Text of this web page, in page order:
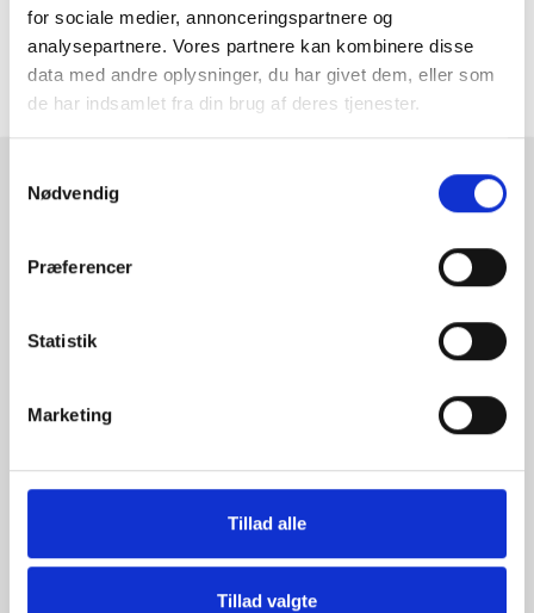
for sociale medier, annonceringspartnere og
analysepartnere. Vores partnere kan kombinere disse
data med andre oplysninger, du har givet dem, eller som
de har indsamlet fra din brug af deres tjenester.
Nødvendig
Præferencer
Statistik
Marketing
Tillad alle
Tillad valgte
MERE INFORMATION
ANMELDELSER
RAMMESHOPPEN.DK
Ove Jensens Allé 31
Danmark
Mandag - Torsdag: 09.00-16.00